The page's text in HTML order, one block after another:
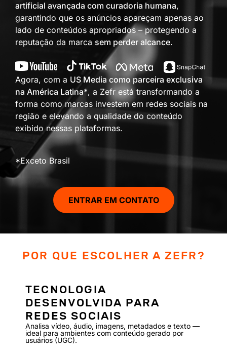
artificial avançada com curadoria humana,
garantindo que os anúncios apareçam apenas ao
lado de conteúdos apropriados – protegendo a
reputação da marca sem perder alcance.
Agora, com a US Media como parceira exclusiva
na América Latina*, a Zefr está transformando a
forma como marcas investem em redes sociais na
região e elevando a qualidade do conteúdo
exibido nessas plataformas.
*Exceto Brasil
ENTRAR EM CONTATO
POR QUE ESCOLHER A ZEFR?
TECNOLOGIA
DESENVOLVIDA PARA
REDES SOCIAIS
Analisa vídeo, áudio, imagens, metadados e texto —
ideal para ambientes com conteúdo gerado por
usuários (UGC).